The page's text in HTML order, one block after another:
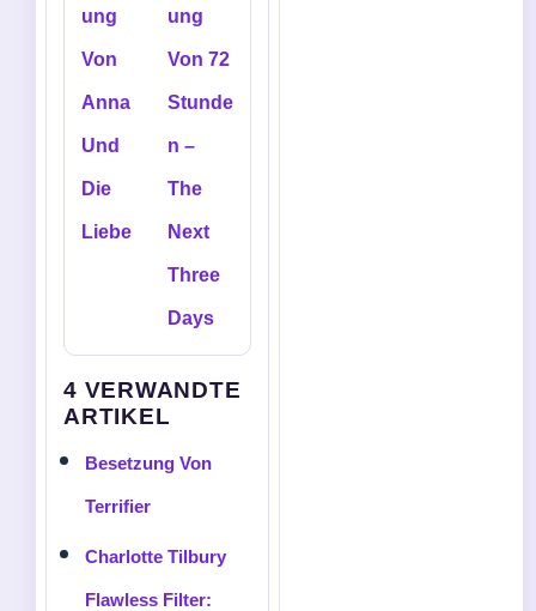
ung
Von
Anna
Und
Die
Liebe
ung
Von 72
Stunde
n –
The
Next
Three
Days
4 VERWANDTE
ARTIKEL
Besetzung Von
Terrifier
Charlotte Tilbury
Flawless Filter: